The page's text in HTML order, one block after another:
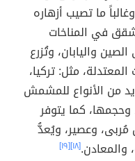
ما تصيب أزهاره
في المناخات
واليابان، وتُزرع
مثل: تركيا،
من الأنواع للمشمش
كما يتوفر
وعصير، ويُعدُّ
، والمعادن.[١٨] [١٩]